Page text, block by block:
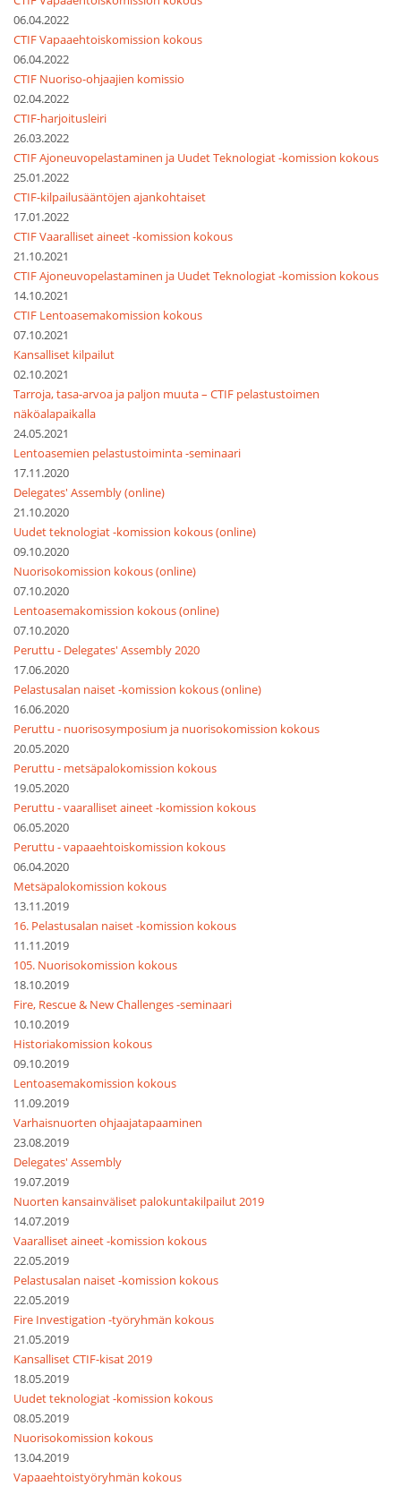
06.04.2022
CTIF Vapaaehtoiskomission kokous
06.04.2022
CTIF Nuoriso-ohjaajien komissio
02.04.2022
CTIF-harjoitusleiri
26.03.2022
CTIF Ajoneuvopelastaminen ja Uudet Teknologiat -komission kokous
25.01.2022
CTIF-kilpailusääntöjen ajankohtaiset
17.01.2022
CTIF Vaaralliset aineet -komission kokous
21.10.2021
CTIF Ajoneuvopelastaminen ja Uudet Teknologiat -komission kokous
14.10.2021
CTIF Lentoasemakomission kokous
07.10.2021
Kansalliset kilpailut
02.10.2021
Tarroja, tasa-arvoa ja paljon muuta – CTIF pelastustoimen
näköalapaikalla
24.05.2021
Lentoasemien pelastustoiminta -seminaari
17.11.2020
Delegates' Assembly (online)
21.10.2020
Uudet teknologiat -komission kokous (online)
09.10.2020
Nuorisokomission kokous (online)
07.10.2020
Lentoasemakomission kokous (online)
07.10.2020
Peruttu - Delegates' Assembly 2020
17.06.2020
Pelastusalan naiset -komission kokous (online)
16.06.2020
Peruttu - nuorisosymposium ja nuorisokomission kokous
20.05.2020
Peruttu - metsäpalokomission kokous
19.05.2020
Peruttu - vaaralliset aineet -komission kokous
06.05.2020
Peruttu - vapaaehtoiskomission kokous
06.04.2020
Metsäpalokomission kokous
13.11.2019
16. Pelastusalan naiset -komission kokous
11.11.2019
105. Nuorisokomission kokous
18.10.2019
Fire, Rescue & New Challenges -seminaari
10.10.2019
Historiakomission kokous
09.10.2019
Lentoasemakomission kokous
11.09.2019
Varhaisnuorten ohjaajatapaaminen
23.08.2019
Delegates' Assembly
19.07.2019
Nuorten kansainväliset palokuntakilpailut 2019
14.07.2019
Vaaralliset aineet -komission kokous
22.05.2019
Pelastusalan naiset -komission kokous
22.05.2019
Fire Investigation -työryhmän kokous
21.05.2019
Kansalliset CTIF-kisat 2019
18.05.2019
Uudet teknologiat -komission kokous
08.05.2019
Nuorisokomission kokous
13.04.2019
Vapaaehtoistyöryhmän kokous